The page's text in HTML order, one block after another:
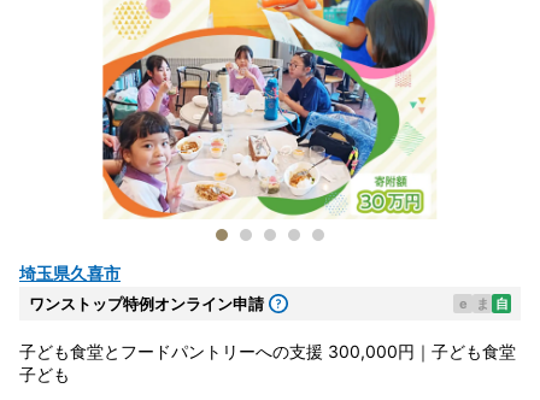
埼玉県久喜市
ワンストップ特例オンライン申請 e ま 自
子ども食堂とフードパントリーへの支援 300,000円｜子ども食堂
子ども